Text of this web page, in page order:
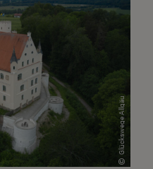
Glückswege Allgäu